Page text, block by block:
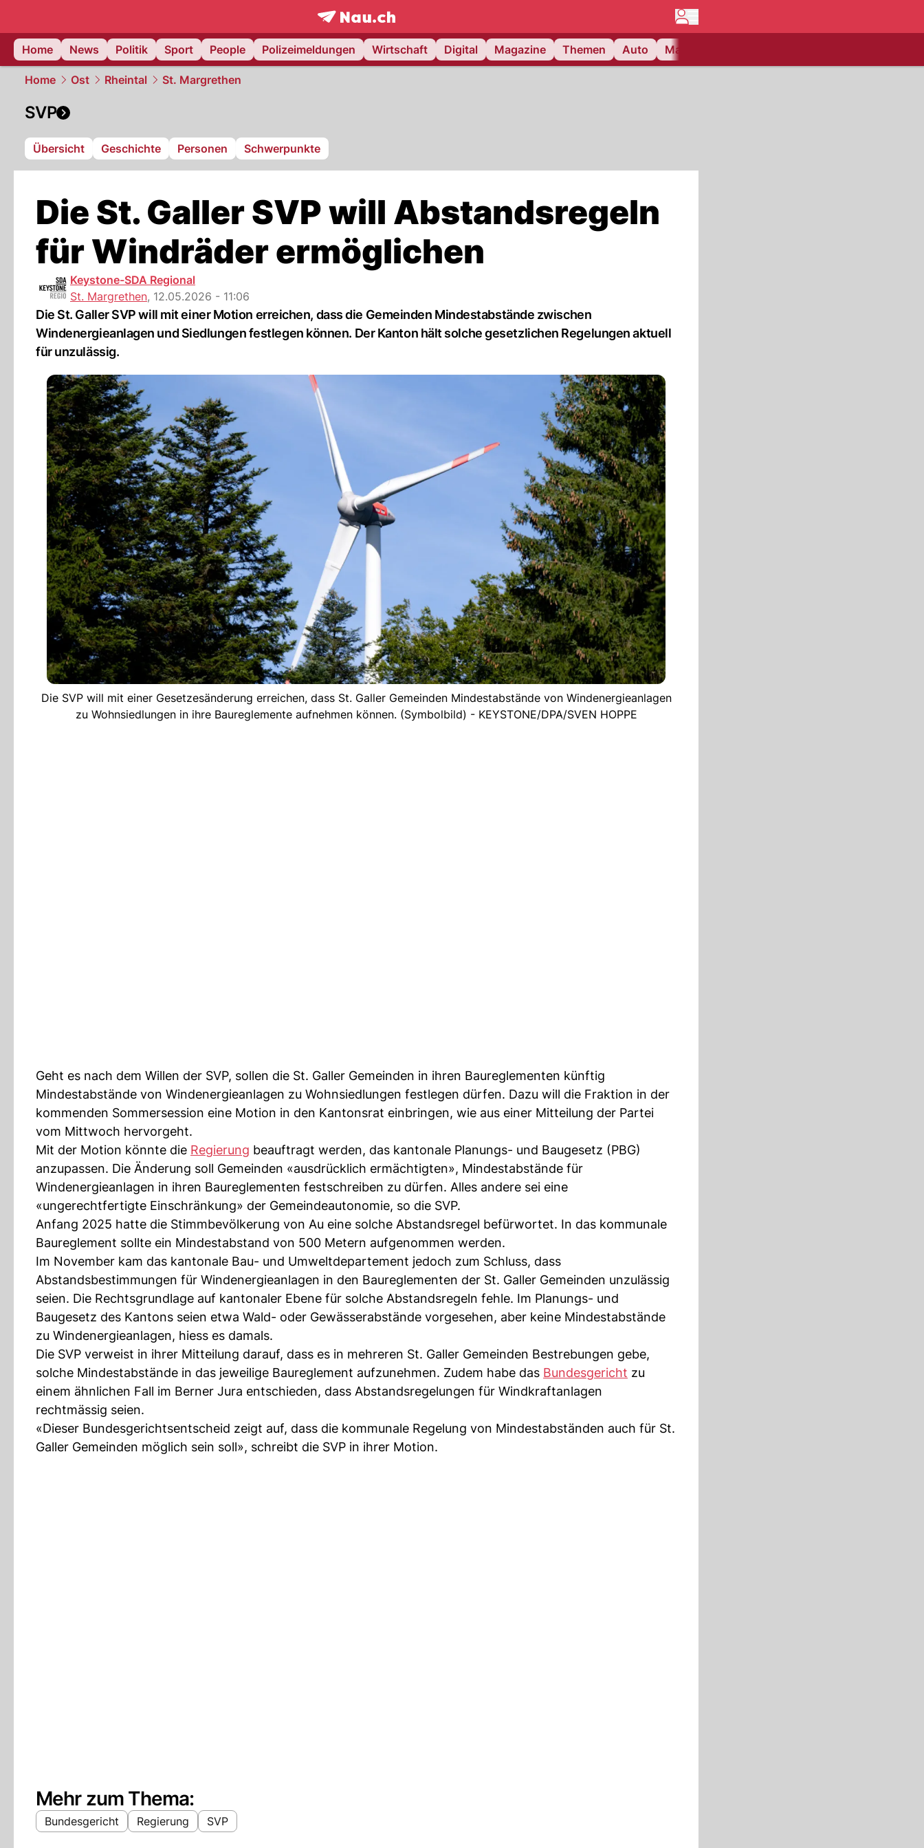
frontpage.NAU.ch
Home
News Politik Sport People Polizeimeldungen Wirtschaft Digital Magazine Themen Auto Matchcenter
Home Ost Rheintal St. Margrethen
SVP
Übersicht Geschichte Personen Schwerpunkte
Die St. Galler SVP will Abstandsregeln
für Windräder ermöglichen
Keystone-SDA Regional
St. Margrethen, 12.05.2026 - 11:06
Die St. Galler SVP will mit einer Motion erreichen, dass die Gemeinden Mindestabstände zwischen
Windenergieanlagen und Siedlungen festlegen können. Der Kanton hält solche gesetzlichen Regelungen aktuell
für unzulässig.
Die SVP will mit einer Gesetzesänderung erreichen, dass St. Galler Gemeinden Mindestabstände von Windenergieanlagen
zu Wohnsiedlungen in ihre Baureglemente aufnehmen können. (Symbolbild) - KEYSTONE/DPA/SVEN HOPPE
Geht es nach dem Willen der SVP, sollen die St. Galler Gemeinden in ihren Baureglementen künftig
Mindestabstände von Windenergieanlagen zu Wohnsiedlungen festlegen dürfen. Dazu will die Fraktion in der
kommenden Sommersession eine Motion in den Kantonsrat einbringen, wie aus einer Mitteilung der Partei
vom Mittwoch hervorgeht.
Mit der Motion könnte die Regierung beauftragt werden, das kantonale Planungs- und Baugesetz (PBG)
anzupassen. Die Änderung soll Gemeinden «ausdrücklich ermächtigten», Mindestabstände für
Windenergieanlagen in ihren Baureglementen festschreiben zu dürfen. Alles andere sei eine
«ungerechtfertigte Einschränkung» der Gemeindeautonomie, so die SVP.
Anfang 2025 hatte die Stimmbevölkerung von Au eine solche Abstandsregel befürwortet. In das kommunale
Baureglement sollte ein Mindestabstand von 500 Metern aufgenommen werden.
Im November kam das kantonale Bau- und Umweltdepartement jedoch zum Schluss, dass
Abstandsbestimmungen für Windenergieanlagen in den Baureglementen der St. Galler Gemeinden unzulässig
seien. Die Rechtsgrundlage auf kantonaler Ebene für solche Abstandsregeln fehle. Im Planungs- und
Baugesetz des Kantons seien etwa Wald- oder Gewässerabstände vorgesehen, aber keine Mindestabstände
zu Windenergieanlagen, hiess es damals.
Die SVP verweist in ihrer Mitteilung darauf, dass es in mehreren St. Galler Gemeinden Bestrebungen gebe,
solche Mindestabstände in das jeweilige Baureglement aufzunehmen. Zudem habe das Bundesgericht zu
einem ähnlichen Fall im Berner Jura entschieden, dass Abstandsregelungen für Windkraftanlagen
rechtmässig seien.
«Dieser Bundesgerichtsentscheid zeigt auf, dass die kommunale Regelung von Mindestabständen auch für St.
Galler Gemeinden möglich sein soll», schreibt die SVP in ihrer Motion.
Mehr zum Thema:
Bundesgericht Regierung SVP